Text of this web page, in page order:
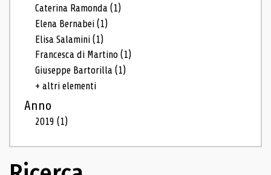
Caterina Ramonda(1)
Elena Bernabei(1)
Elisa Salamini(1)
Francesca di Martino(1)
Giuseppe Bartorilla(1)
+ altri elementi
Anno
2019(1)